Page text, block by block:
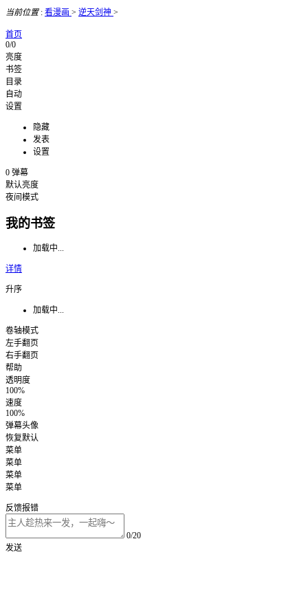
当前位置: 看漫画 > 逆天剑神 >
首页
0/0
亮度
书签
目录
自动
设置
隐藏
发表
设置
0 弹幕
默认亮度
夜间模式
我的书签
加载中...
详情
升序
加载中...
卷轴模式
左手翻页
右手翻页
帮助
透明度
100%
速度
100%
弹幕头像
恢复默认
菜单
菜单
菜单
菜单
反馈报错
0/20
发送